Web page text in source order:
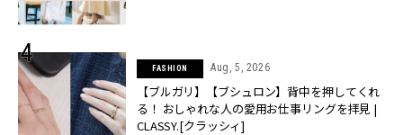
FASHION Aug, 5, 2026
【ブルガリ】【ブシュロン】背中を押してくれ
る！ おしゃれな人の愛用お仕事リングを拝見 |
CLASSY.[クラッシィ]